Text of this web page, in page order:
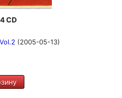
4 CD
(2005-05-13)